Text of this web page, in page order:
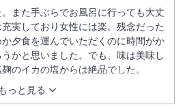
もっと見る
また手ぶらでお風呂に行っても大丈
実しており女性には楽。残念だった
夕食を運んでいただくのに時間がか
かと思いました。でも、味は美味し
のイカの塩からは絶品でした。